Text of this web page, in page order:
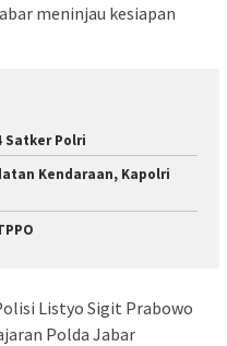
meninjau kesiapan
Satker Polri
Kendaraan, Kapolri
Listyo Sigit Prabowo
Polda Jabar